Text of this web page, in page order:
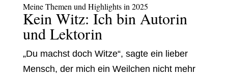
Meine Themen und Highlights in 2025
Kein Witz: Ich bin Autorin
und Lektorin
„Du machst doch Witze“, sagte ein lieber
Mensch, der mich ein Weilchen nicht mehr